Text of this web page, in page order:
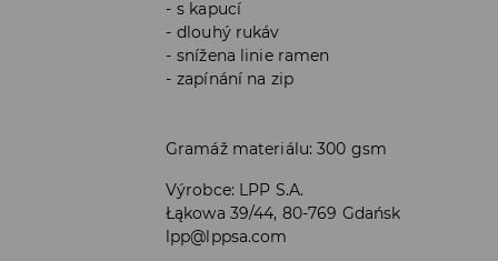
s kapucí
dlouhý rukáv
snížena linie ramen
zapínání na zip
Gramáž materiálu: 300 gsm
Výrobce: LPP S.A.
Łąkowa 39/44, 80-769 Gdańsk
lpp@lppsa.com